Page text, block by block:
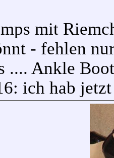
mit
- fehlen
.... Ankle
ich hab